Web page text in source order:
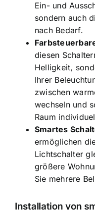
Ein- und
sondern auch
nach Bedarf.
diesen
Helligkeit,
Ihrer
zwischen
wechseln und
Raum
Smartes
ermöglichen
Lichtschalter
größere
Sie mehrere
Installation von